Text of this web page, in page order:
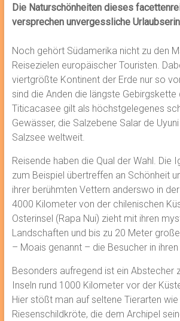
Die Naturschönheiten dieses
versprechen unvergessliche
Noch gehört Südamerika nicht zu den
Reisezielen europäischer Touristen.
viertgrößte Kontinent der Erde nur so
sind die Anden die längste Gebirgskette
Titicacasee gilt als höchstgelegenes
Gewässer, die Salzebene Salar de
Salzsee weltweit.
Reisende haben die Qual der Wahl. Die
zum Beispiel übertreffen an Schönheit
ihrer berühmten Vettern anderswo in
4000 Kilometer von der chilenischen
Osterinsel (Rapa Nui) zieht mit ihren
Landschaften und bis zu 20 Meter
– Moais genannt – die Besucher in ihren
Besonders aufregend ist ein Abstecher
Inseln rund 1000 Kilometer vor der
Hier stößt man auf seltene Tierarten
Riesenschildkröte, die dem Archipel